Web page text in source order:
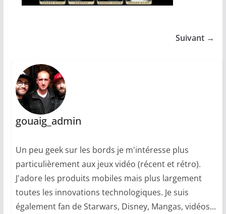
Suivant →
gouaig_admin
Un peu geek sur les bords je m'intéresse plus
particulièrement aux jeux vidéo (récent et rétro).
J'adore les produits mobiles mais plus largement
toutes les innovations technologiques. Je suis
également fan de Starwars, Disney, Mangas, vidéos...